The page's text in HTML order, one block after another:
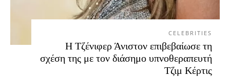
CELEBRITIES
Η Τζένιφερ Άνιστον επιβεβαίωσε τη
σχέση της με τον διάσημο υπνοθεραπευτή
Τζιμ Κέρτις